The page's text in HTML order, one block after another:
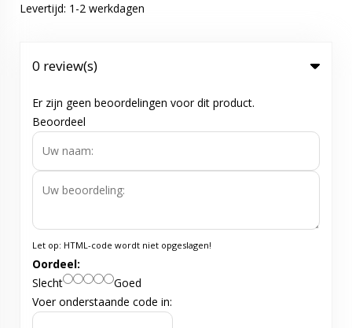
Levertijd: 1-2 werkdagen
0 review(s)
Er zijn geen beoordelingen voor dit product.
Beoordeel
Let op: HTML-code wordt niet opgeslagen!
Oordeel:
Slecht
Goed
Voer onderstaande code in: